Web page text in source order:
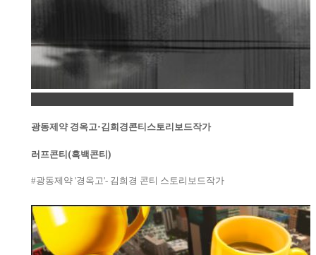
광동제약 경옥고-김희경콘티스토리보드작가
러프콘티(흑백콘티)
#광동제약 '경옥고'- 김희경 콘티 스토리보드작가